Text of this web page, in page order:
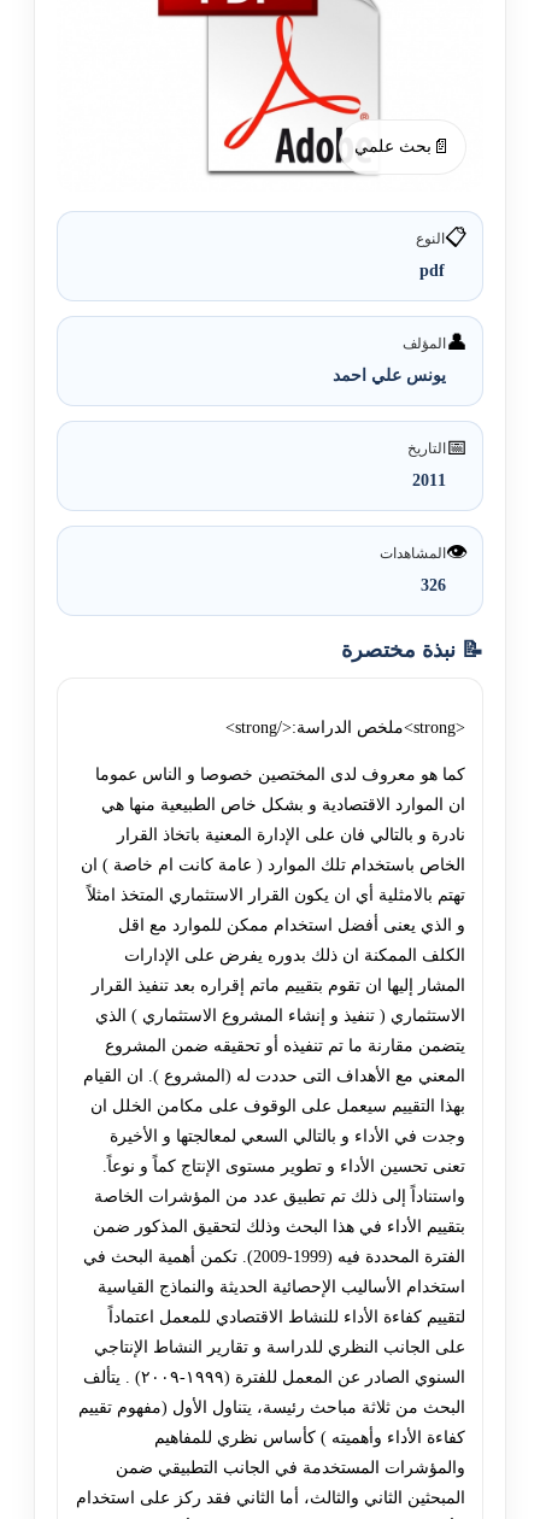
📄 بحث علمي
📋النوع
pdf
👤المؤلف
يونس علي احمد
📅التاريخ
2011
👁️المشاهدات
326
📝 نبذة مختصرة
<strong>ملخص الدراسة:</strong>
كما هو معروف لدى المختصين خصوصا و الناس عموما
ان الموارد الاقتصادية و بشكل خاص الطبيعية منها هي
نادرة و بالتالي فان على الإدارة المعنية باتخاذ القرار
الخاص باستخدام تلك الموارد ( عامة كانت ام خاصة ) ان
تهتم بالامثلية أي ان يكون القرار الاستثماري المتخذ امثلاً
و الذي يعنى أفضل استخدام ممكن للموارد مع اقل
الكلف الممكنة ان ذلك بدوره يفرض على الإدارات
المشار إليها ان تقوم بتقييم ماتم إقراره بعد تنفيذ القرار
الاستثماري ( تنفيذ و إنشاء المشروع الاستثماري ) الذي
يتضمن مقارنة ما تم تنفيذه أو تحقيقه ضمن المشروع
المعني مع الأهداف التى حددت له (المشروع ). ان القيام
بهذا التقييم سيعمل على الوقوف على مكامن الخلل ان
وجدت في الأداء و بالتالي السعي لمعالجتها و الأخيرة
تعنى تحسين الأداء و تطوير مستوى الإنتاج كماً و نوعاً.
واستناداً إلى ذلك تم تطبيق عدد من المؤشرات الخاصة
بتقييم الأداء في هذا البحث وذلك لتحقيق المذكور ضمن
الفترة المحددة فيه (1999-2009). تكمن أهمية البحث في
استخدام الأساليب الإحصائية الحديثة والنماذج القياسية
لتقييم كفاءة الأداء للنشاط الاقتصادي للمعمل اعتماداً
على الجانب النظري للدراسة و تقارير النشاط الإنتاجي
السنوي الصادر عن المعمل للفترة (١٩٩٩-٢٠٠٩) . يتألف
البحث من ثلاثة مباحث رئيسة، يتناول الأول (مفهوم تقييم
كفاءة الأداء وأهميته ) كأساس نظري للمفاهيم
والمؤشرات المستخدمة في الجانب التطبيقي ضمن
المبحثين الثاني والثالث، أما الثاني فقد ركز على استخدام